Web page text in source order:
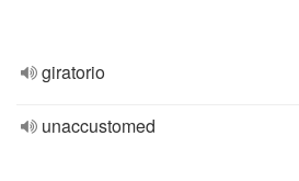
giratorio
unaccustomed